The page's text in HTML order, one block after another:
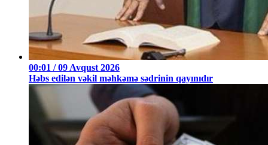
00:01 / 09 Avqust 2026
Həbs edilən vəkil məhkəmə sədrinin qayınıdır